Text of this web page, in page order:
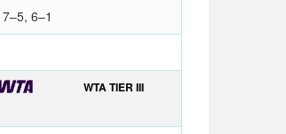
7–5, 6–1
WTA TIER III